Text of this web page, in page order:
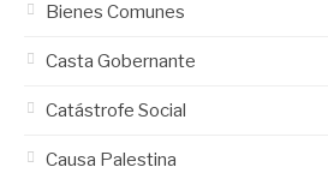
Bienes Comunes
Casta Gobernante
Catástrofe Social
Causa Palestina